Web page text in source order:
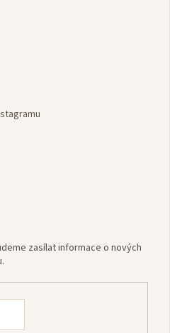
zasílat informace o nových